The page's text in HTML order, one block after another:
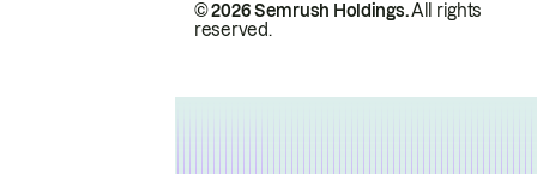
© 2026 Semrush Holdings.All rights
reserved.